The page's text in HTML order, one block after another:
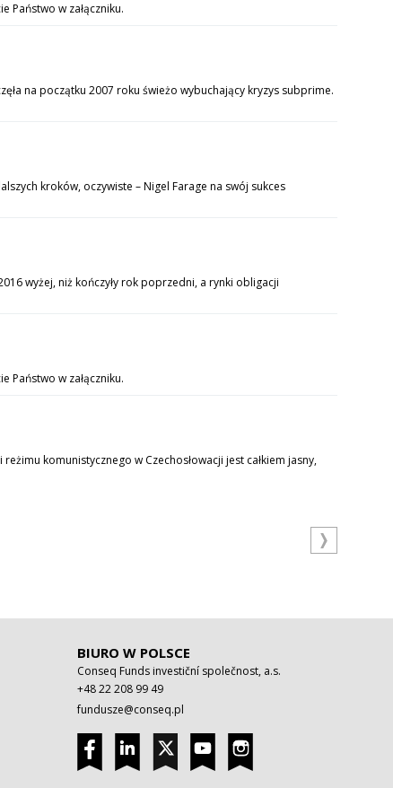
Państwo w załączniku.
na początku 2007 roku świeżo wybuchający kryzys subprime.
kroków, oczywiste – Nigel Farage na swój sukces
wyżej, niż kończyły rok poprzedni, a rynki obligacji
Państwo w załączniku.
komunistycznego w Czechosłowacji jest całkiem jasny,
BIURO W POLSCE
Conseq Funds investiční společnost, a.s.
+48 22 208 99 49
fundusze@conseq.pl